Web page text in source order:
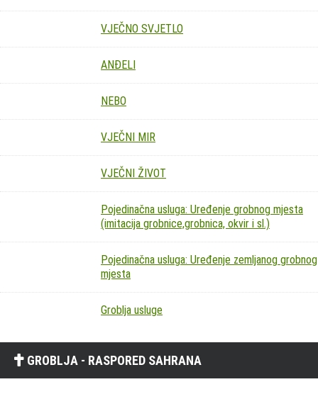
VJEČNO SVJETLO
ANĐELI
NEBO
VJEČNI MIR
VJEČNI ŽIVOT
Pojedinačna usluga: Uređenje grobnog mjesta
(imitacija grobnice,grobnica, okvir i sl.)
Pojedinačna usluga: Uređenje zemljanog grobnog
mjesta
Groblja usluge
GROBLJA - RASPORED SAHRANA